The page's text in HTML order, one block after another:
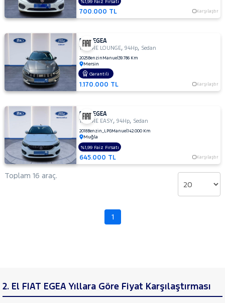
TESLA
TOYOTA
TRAKTÖR
VOLKSWAGEN
VOLVO
700.000 TL Karşılaştır
%1,99 Faiz Fırsatı
FIAT EGEA
1.4 FIRE LOUNGE,94Hp, Sedan
2025Benzin Manuel39.786 Km
Mersin
1.170.000 TL Karşılaştır
Garantili
FIAT EGEA
1.4 FIRE EASY,94Hp, Sedan
2018Benzin_LPGManuel142.000 Km
Muğla
645.000 TL Karşılaştır
%1,99 Faiz Fırsatı
Toplam 16 araç.
1
2. El FIAT EGEA Yıllara Göre Fiyat Karşılaştırması